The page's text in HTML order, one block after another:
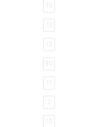
15
12
13
80
2
10